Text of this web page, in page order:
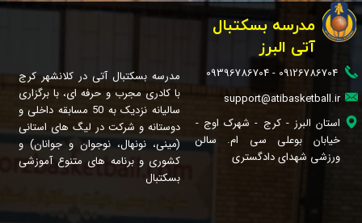
مدرسه بسکتبال
آتی البرز
مدرسه بسکتبال آتی در کلانشهر کرج
با کادری مجرب و حرفه ای، با برگزاری
سالیانه نزدیک به 50 مسابقه داخلی و
دوستانه و شرکت در لیگ های استانی
(مینی، نونهال، نوجوان و جوانان) و
کشوری و برنامه های متنوع آموزشی
بسکتبال
09126786704 - 09396786704
support@atibasketball.ir
استان البرز - کرج - شهرک اوج -
خیابان بوعلی سی ام. سالن
ورزشی شهدای دادگستری